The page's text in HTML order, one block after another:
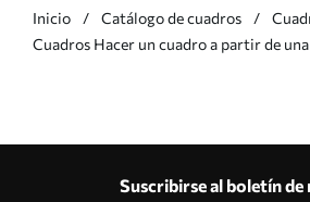
Inicio Catálogo de cuadros
Cuadros Hacer un cuadro a partir de
Suscribirse al boletín de